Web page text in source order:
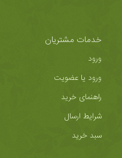
خدمات مشتریان
ورود
ورود یا عضویت
راهنمای خرید
شرایط ارسال
سبد خرید